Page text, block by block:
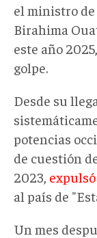
el ministro de
Birahima
este año
golpe.
Desde su
potencias
de cuestión
2023, expulsó
al país de
Un mes